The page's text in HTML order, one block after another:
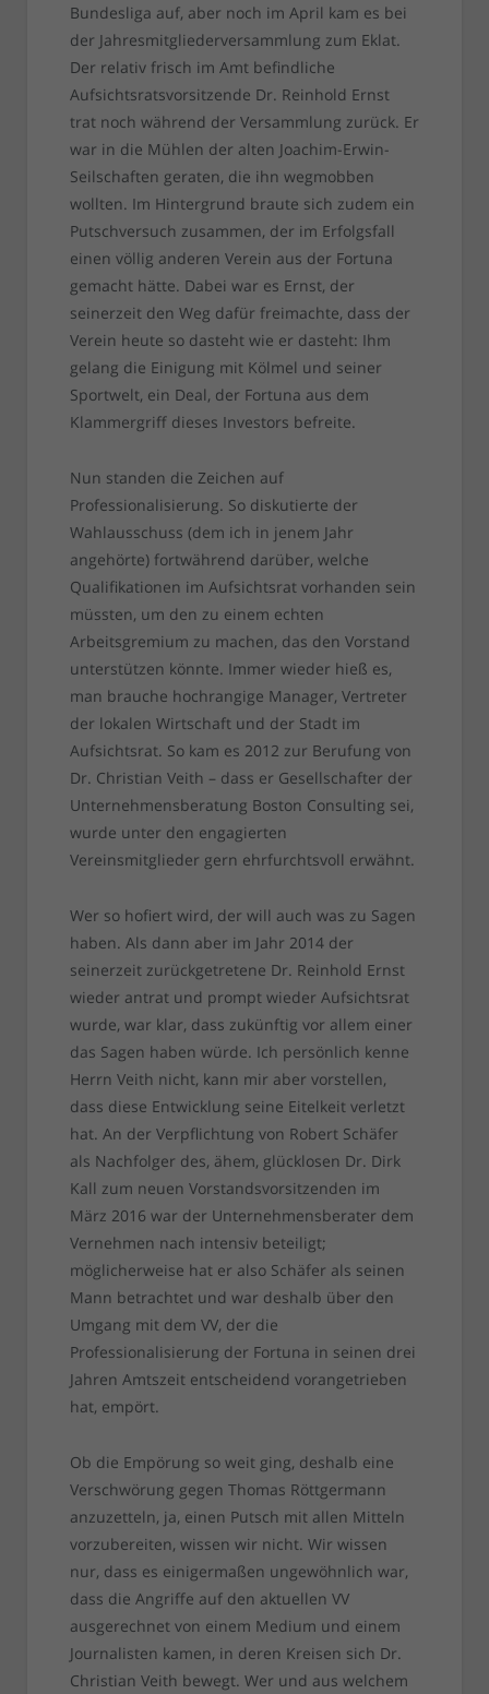
Bundesliga auf, aber noch im April kam es bei
der Jahresmitgliederversammlung zum Eklat.
Der relativ frisch im Amt befindliche
Aufsichtsratsvorsitzende Dr. Reinhold Ernst
trat noch während der Versammlung zurück. Er
war in die Mühlen der alten Joachim-Erwin-
Seilschaften geraten, die ihn wegmobben
wollten. Im Hintergrund braute sich zudem ein
Putschversuch zusammen, der im Erfolgsfall
einen völlig anderen Verein aus der Fortuna
gemacht hätte. Dabei war es Ernst, der
seinerzeit den Weg dafür freimachte, dass der
Verein heute so dasteht wie er dasteht: Ihm
gelang die Einigung mit Kölmel und seiner
Sportwelt, ein Deal, der Fortuna aus dem
Klammergriff dieses Investors befreite.
Nun standen die Zeichen auf
Professionalisierung. So diskutierte der
Wahlausschuss (dem ich in jenem Jahr
angehörte) fortwährend darüber, welche
Qualifikationen im Aufsichtsrat vorhanden sein
müssten, um den zu einem echten
Arbeitsgremium zu machen, das den Vorstand
unterstützen könnte. Immer wieder hieß es,
man brauche hochrangige Manager, Vertreter
der lokalen Wirtschaft und der Stadt im
Aufsichtsrat. So kam es 2012 zur Berufung von
Dr. Christian Veith – dass er Gesellschafter der
Unternehmensberatung Boston Consulting sei,
wurde unter den engagierten
Vereinsmitglieder gern ehrfurchtsvoll erwähnt.
Wer so hofiert wird, der will auch was zu Sagen
haben. Als dann aber im Jahr 2014 der
seinerzeit zurückgetretene Dr. Reinhold Ernst
wieder antrat und prompt wieder Aufsichtsrat
wurde, war klar, dass zukünftig vor allem einer
das Sagen haben würde. Ich persönlich kenne
Herrn Veith nicht, kann mir aber vorstellen,
dass diese Entwicklung seine Eitelkeit verletzt
hat. An der Verpflichtung von Robert Schäfer
als Nachfolger des, ähem, glücklosen Dr. Dirk
Kall zum neuen Vorstandsvorsitzenden im
März 2016 war der Unternehmensberater dem
Vernehmen nach intensiv beteiligt;
möglicherweise hat er also Schäfer als seinen
Mann betrachtet und war deshalb über den
Umgang mit dem VV, der die
Professionalisierung der Fortuna in seinen drei
Jahren Amtszeit entscheidend vorangetrieben
hat, empört.
Ob die Empörung so weit ging, deshalb eine
Verschwörung gegen Thomas Röttgermann
anzuzetteln, ja, einen Putsch mit allen Mitteln
vorzubereiten, wissen wir nicht. Wir wissen
nur, dass es einigermaßen ungewöhnlich war,
dass die Angriffe auf den aktuellen VV
ausgerechnet von einem Medium und einem
Journalisten kamen, in deren Kreisen sich Dr.
Christian Veith bewegt. Wer und aus welchem